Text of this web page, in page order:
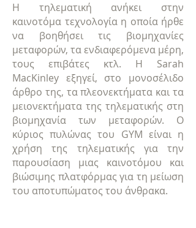
Η τηλεματική ανήκει στην
καινοτόμα τεχνολογία η οποία ήρθε
να βοηθήσει τις βιομηχανίες
μεταφορών, τα ενδιαφερόμενα μέρη,
τους επιβάτες κτλ. Η Sarah
MacKinley εξηγεί, στο μονοσέλιδο
άρθρο της, τα πλεονεκτήματα και τα
μειονεκτήματα της τηλεματικής στη
βιομηχανία των μεταφορών. Ο
κύριος πυλώνας του GYM είναι η
χρήση της τηλεματικής για την
παρουσίαση μιας καινοτόμου και
βιώσιμης πλατφόρμας για τη μείωση
του αποτυπώματος του άνθρακα.